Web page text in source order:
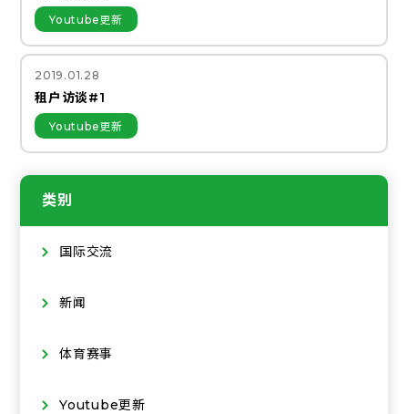
Youtube更新
2019.01.28
租户访谈#1
Youtube更新
类别
国际交流
新闻
体育赛事
Youtube更新